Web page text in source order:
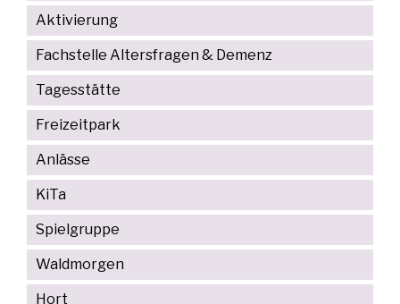
Aktivierung
Fachstelle Altersfragen & Demenz
Tagesstätte
Freizeitpark
Anlässe
KiTa
Spielgruppe
Waldmorgen
Hort